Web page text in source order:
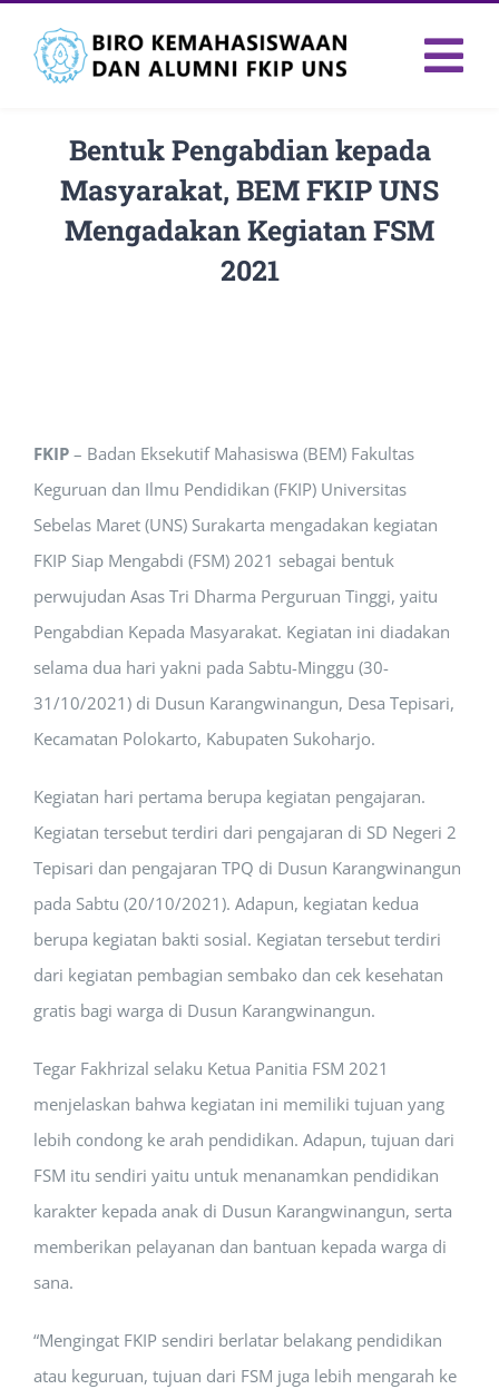
content
Bentuk Pengabdian kepada
Masyarakat, BEM FKIP UNS
Mengadakan Kegiatan FSM
2021
FKIP– Badan Eksekutif Mahasiswa (BEM) Fakultas
Keguruan dan Ilmu Pendidikan (FKIP) Universitas
Sebelas Maret (UNS) Surakarta mengadakan kegiatan
FKIP Siap Mengabdi (FSM) 2021 sebagai bentuk
perwujudan Asas Tri Dharma Perguruan Tinggi, yaitu
Pengabdian Kepada Masyarakat. Kegiatan ini diadakan
selama dua hari yakni pada Sabtu-Minggu (30-
31/10/2021) di Dusun Karangwinangun, Desa Tepisari,
Kecamatan Polokarto, Kabupaten Sukoharjo.
Kegiatan hari pertama berupa kegiatan pengajaran.
Kegiatan tersebut terdiri dari pengajaran di SD Negeri 2
Tepisari dan pengajaran TPQ di Dusun Karangwinangun
pada Sabtu (20/10/2021). Adapun, kegiatan kedua
berupa kegiatan bakti sosial. Kegiatan tersebut terdiri
dari kegiatan pembagian sembako dan cek kesehatan
gratis bagi warga di Dusun Karangwinangun.
Tegar Fakhrizal selaku Ketua Panitia FSM 2021
menjelaskan bahwa kegiatan ini memiliki tujuan yang
lebih condong ke arah pendidikan. Adapun, tujuan dari
FSM itu sendiri yaitu untuk menanamkan pendidikan
karakter kepada anak di Dusun Karangwinangun, serta
memberikan pelayanan dan bantuan kepada warga di
sana.
“Mengingat FKIP sendiri berlatar belakang pendidikan
atau keguruan, tujuan dari FSM juga lebih mengarah ke